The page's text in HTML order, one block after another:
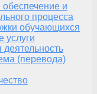
обеспечение и
процесса
обучающихся
услуги
(перевода)